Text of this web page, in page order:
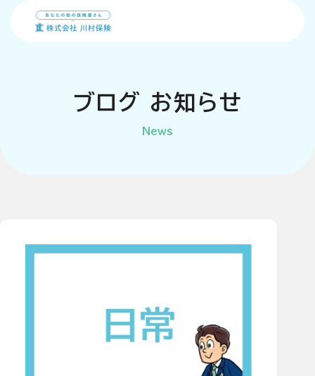
法人のお客様
方針
ブ ロ グ お知 らせ
News